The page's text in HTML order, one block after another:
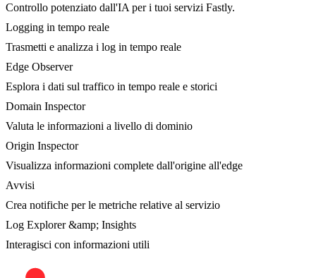
Controllo potenziato dall'IA per i tuoi servizi Fastly.
Logging in tempo reale
Trasmetti e analizza i log in tempo reale
Edge Observer
Esplora i dati sul traffico in tempo reale e storici
Domain Inspector
Valuta le informazioni a livello di dominio
Origin Inspector
Visualizza informazioni complete dall'origine all'edge
Avvisi
Crea notifiche per le metriche relative al servizio
Log Explorer &amp; Insights
Interagisci con informazioni utili